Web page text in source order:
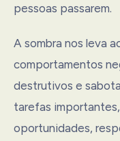
pessoas passarem.
A sombra nos leva
comportamentos
destrutivos e
tarefas
oportunidades,